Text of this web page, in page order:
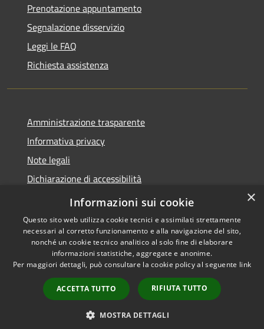
Prenotazione appuntamento
Segnalazione disservizio
Leggi le FAQ
Richiesta assistenza
Amministrazione trasparente
Informativa privacy
Note legali
Dichiarazione di accessibilità
Dichiarazione di accessibilità App Municipium
Accessibilità
Copyright © 2026 • Comune di
Falcade • Powered by
Municipium•
Accesso
redazione
×
Informazioni sui cookie
Questo sito web utilizza cookie tecnici e assimilati strettamente
necessari al corretto funzionamento e alla navigazione del sito,
nonché un cookie tecnico analitico al solo fine di elaborare
informazioni statistiche, aggregate e anonime.
Per maggiori dettagli, può consultare la cookie policy al seguente link
ACCETTA TUTTO RIFIUTA TUTTO
MOSTRA DETTAGLI